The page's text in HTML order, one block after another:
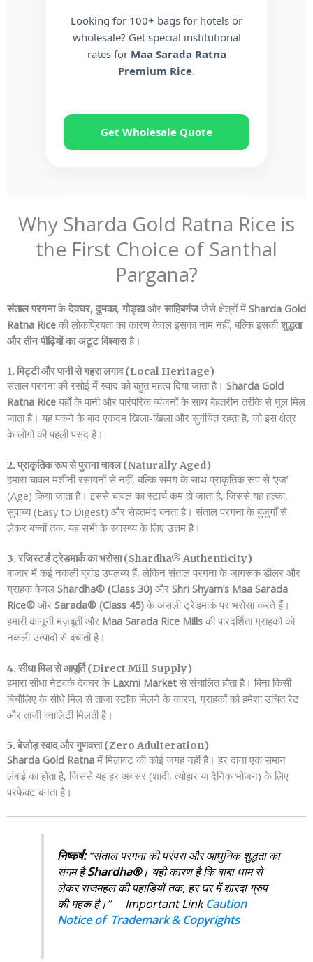
Looking for 100+ bags for hotels or
wholesale? Get special institutional
rates for Maa Sarada Ratna
Premium Rice.
Get Wholesale Quote
Why Sharda Gold Ratna Rice is
the First Choice of Santhal
Pargana?
संताल परगनाकेदेवघर, दुमका, गोड्डाऔर साहिबगंजजैसे क्षेत्रों में Sharda Gold
Ratna Rice की लोकप्रियता का कारण केवल इसका नाम नहीं, बल्कि इसकीशुद्धता
और तीन पीढ़ियों का अटूट विश्वासहै।
1. मिट्टी और पानी से गहरा लगाव (Local Heritage)
संताल परगना की रसोई में स्वाद को बहुत महत्व दिया जाता है। Sharda Gold
Ratna Rice यहाँ के पानी और पारंपरिक व्यंजनों के साथ बेहतरीन तरीके से घुल मिल
जाता है। यह पकने के बाद एकदम खिला-खिला और सुगंधित रहता है, जो इस क्षेत्र
के लोगों की पहली पसंद है।
2. प्राकृतिक रूप से पुराना चावल (Naturally Aged)
हमारा चावल मशीनी रसायनों से नहीं, बल्कि समय के साथ प्राकृतिक रूप से ‘एज’
(Age) किया जाता है। इससे चावल का स्टार्च कम हो जाता है, जिससे यह हल्का,
सुपाच्य (Easy to Digest) और सेहतमंद बनता है। संताल परगना के बुजुर्गों से
लेकर बच्चों तक, यह सभी के स्वास्थ्य के लिए उत्तम है।
3. रजिस्टर्ड ट्रेडमार्क का भरोसा (Shardha® Authenticity)
बाजार में कई नकली ब्रांड उपलब्ध हैं, लेकिन संताल परगना के जागरूक डीलर और
ग्राहक केवल Shardha® (Class 30) और Shri Shyam’s Maa Sarada
Rice® और Sarada® (Class 45) के असली ट्रेडमार्क पर भरोसा करते हैं।
हमारी कानूनी मज़बूती और Maa Sarada Rice Mills की पारदर्शिता ग्राहकों को
नकली उत्पादों से बचाती है।
4. सीधा मिल से आपूर्ति (Direct Mill Supply)
हमारा सीधा नेटवर्क देवघर के Laxmi Market से संचालित होता है। बिना किसी
बिचौलिए के सीधे मिल से ताजा स्टॉक मिलने के कारण, ग्राहकों को हमेशा उचित रेट
और ताजी क्वालिटी मिलती है।
5. बेजोड़ स्वाद और गुणवत्ता (Zero Adulteration)
Sharda Gold Ratna में मिलावट की कोई जगह नहीं है। हर दाना एक समान
लंबाई का होता है, जिससे यह हर अवसर (शादी, त्योहार या दैनिक भोजन) के लिए
परफेक्ट बनता है।
निष्कर्ष:“संताल परगना की परंपरा और आधुनिक शुद्धता का
संगम हैShardha®। यही कारण है कि बाबा धाम से
लेकर राजमहल की पहाड़ियों तक, हर घर में शारदा ग्रुप
की महक है।” Important LinkCaution
Notice of Trademark & Copyrights